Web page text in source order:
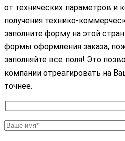
от технических параметров и
получения технико-
заполните форму на этой
формы оформления заказа,
заполняйте все поля! Это
компании отреагировать на
точнее.